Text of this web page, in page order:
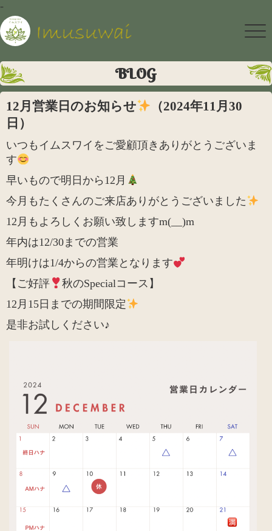
-
BLOG
12月営業日のお知らせ
（2024年11月30
日）
いつもイムスワイをご愛顧頂きありがとうございま
す
早いもので明日から12月
今月もたくさんのご来店ありがとうございました
12月もよろしくお願い致しますm(__)m
年内は12/30までの営業
年明けは1/4からの営業となります
【ご好評
秋のSpecialコース】
12月15日までの期間限定
是非お試しください♪